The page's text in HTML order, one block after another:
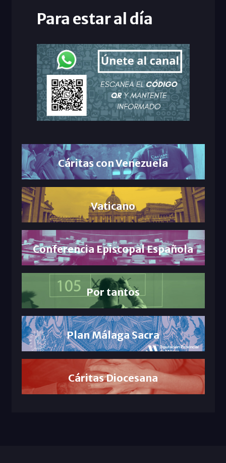
Para estar al día
Cáritas con Venezuela
Vaticano
Conferencia Episcopal Española
Por tantos
Plan Málaga Sacra
Cáritas Diocesana